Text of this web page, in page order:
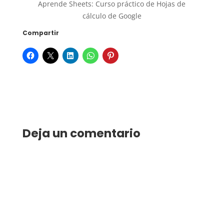
Aprende Sheets: Curso práctico de Hojas de
cálculo de Google
Compartir
Deja un comentario